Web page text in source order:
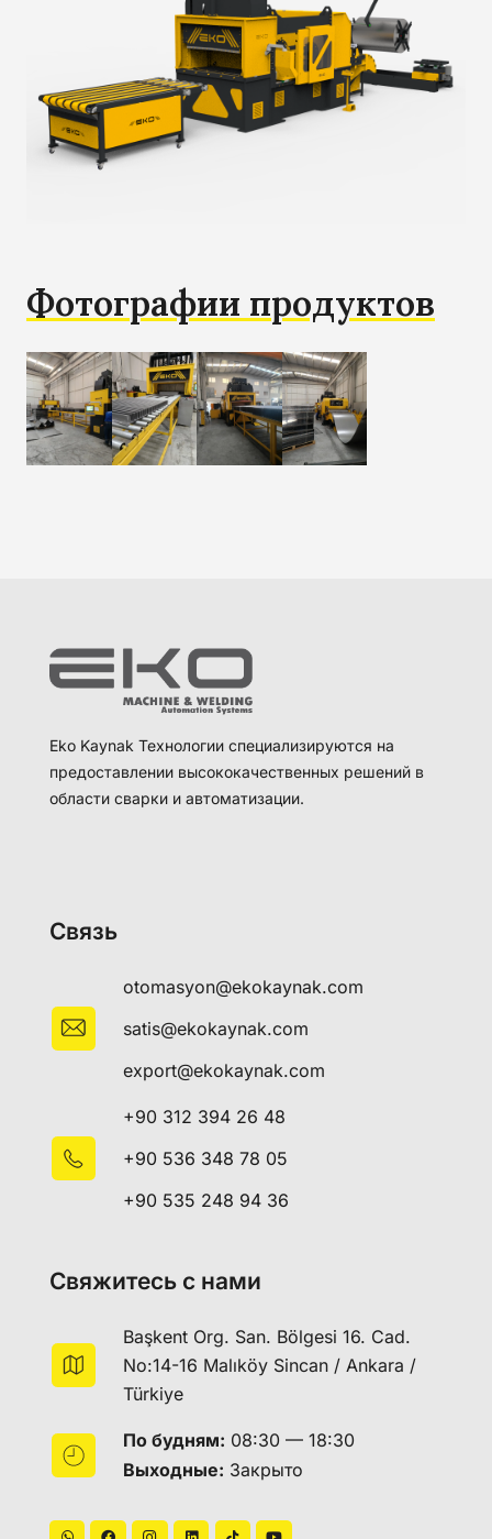
Фотографии продуктов
Eko Kaynak Технологии специализируются на
предоставлении высококачественных решений в
области сварки и автоматизации.
Связь
otomasyon@ekokaynak.com
satis@ekokaynak.com
export@ekokaynak.com
+90 312 394 26 48
+90 536 348 78 05
+90 535 248 94 36
Свяжитесь с нами
Başkent Org. San. Bölgesi 16. Cad.
No:14-16 Malıköy Sincan / Ankara /
Türkiye
По будням: 08:30 — 18:30
Выходные: Закрыто